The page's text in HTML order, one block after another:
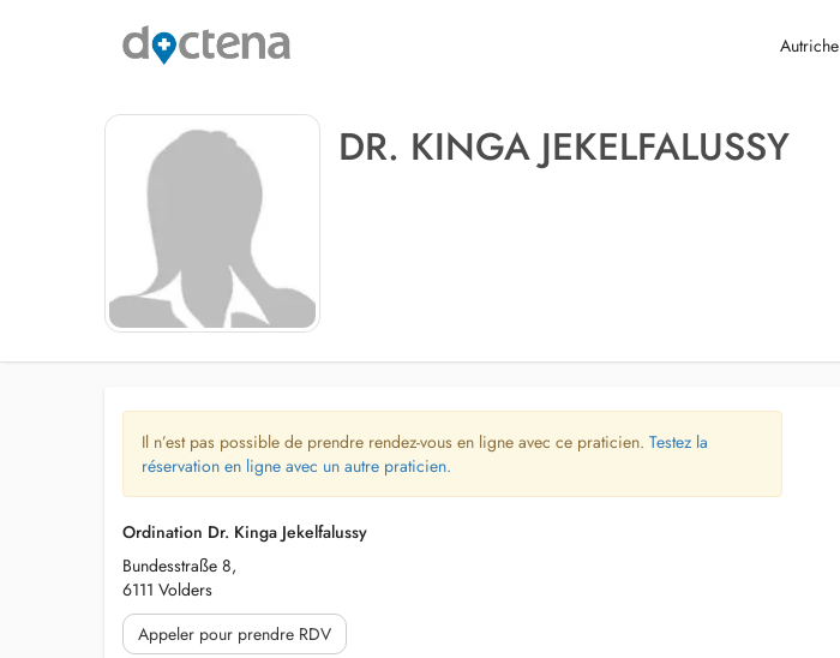
Autriche
DR. KINGA JEKELFALUSSY
Il n’est pas possible de prendre rendez-vous en ligne avec ce praticien. Testez la
réservation en ligne avec un autre praticien.
Ordination Dr. Kinga Jekelfalussy
Bundesstraße 8,
6111 Volders
Appeler pour prendre RDV